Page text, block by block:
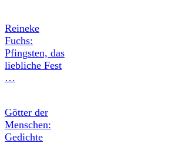
Reineke
Fuchs:
Pfingsten, das
liebliche Fest
…
Götter der
Menschen:
Gedichte